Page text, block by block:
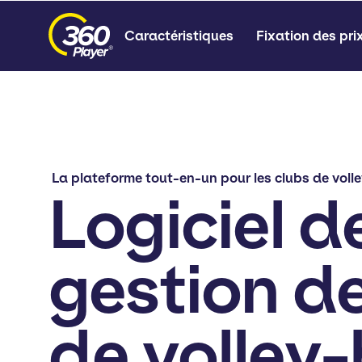
Caractéristiques Fixation des
La plateforme tout-en-un pour les clubs de
Logiciel
gestion